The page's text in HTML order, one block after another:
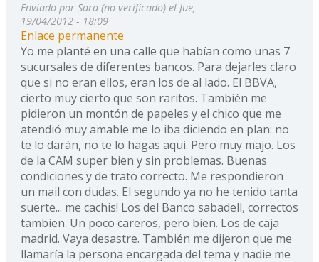
Enviado por Sara (no verificado)el Jue,
19/04/2012 - 18:09
Enlace permanente
Yo me planté en una calle que habían como unas 7
sucursales de diferentes bancos. Para dejarles claro
que si no eran ellos, eran los de al lado. El BBVA,
cierto muy cierto que son raritos. También me
pidieron un montón de papeles y el chico que me
atendió muy amable me lo iba diciendo en plan: no
te lo darán, no te lo hagas aqui. Pero muy majo. Los
de la CAM super bien y sin problemas. Buenas
condiciones y de trato correcto. Me respondieron
un mail con dudas. El segundo ya no he tenido tanta
suerte... me cachis! Los del Banco sabadell, correctos
tambien. Un poco careros, pero bien. Los de caja
madrid. Vaya desastre. También me dijeron que me
llamaría la persona encargada del tema y nadie me